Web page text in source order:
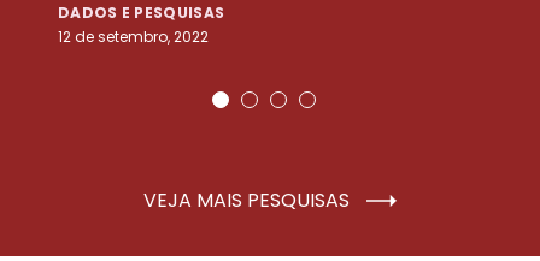
DADOS E PESQUISAS
12 de setembro, 2022
VEJA MAIS PESQUISAS